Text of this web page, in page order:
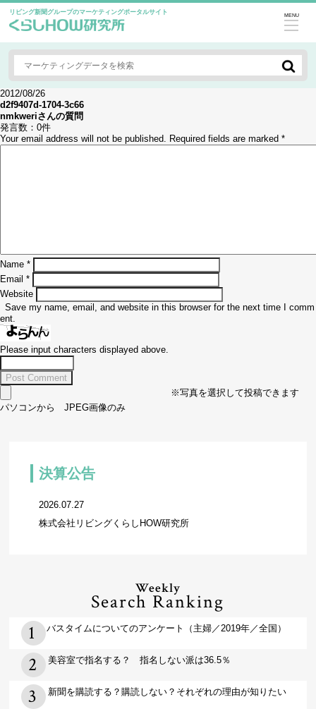
リビング新聞グループのマーケティングポータルサイト MENU
2012/08/26
d2f9407d-1704-3c66
nmkweriさんの質問
発言数： 0件
Your email address will not be published. Required fields are marked *
Name *
Email *
Website
Save my name, email, and website in this browser for the next time I comm
ent.
Please input characters displayed above.
※写真を選択して投稿できます
パソコンから JPEG画像のみ
決算公告
2026.07.27
株式会社リビングくらしHOW研究所
Weekly
Search Ranking
バスタイムについてのアンケート（主婦／2019年／全国）
美容室で指名する？ 指名しない派は36.5％
新聞を購読する？購読しない？それぞれの理由が知りたい